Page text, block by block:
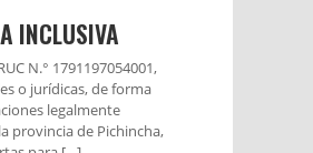
INCLUSIVA
N.° 1791197054001,
o jurídicas, de forma
legalmente
provincia de Pichincha,